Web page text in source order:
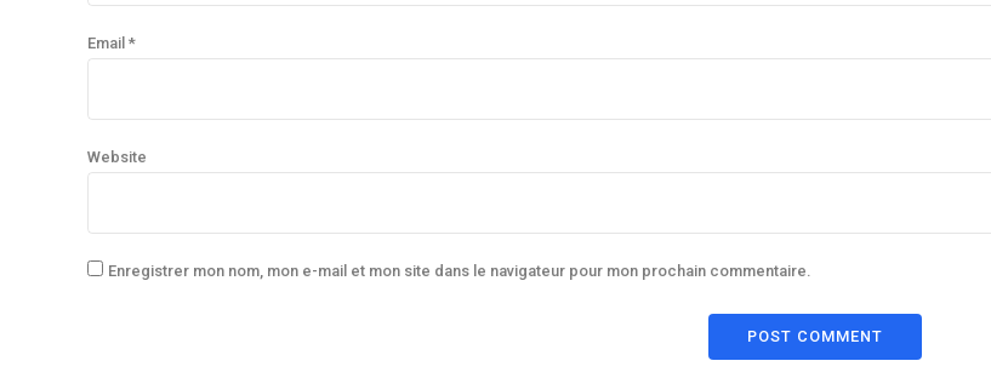
Email *
Website
Enregistrer mon nom, mon e-mail et mon site dans le navigateur pour mon prochain commentaire.
POST COMMENT